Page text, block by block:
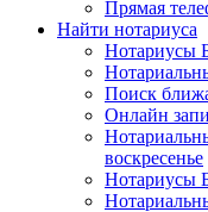
Прямая
Найти нотариуса
Нотариусы
Поиск
Онлайн
воскресенье
Нотариусы